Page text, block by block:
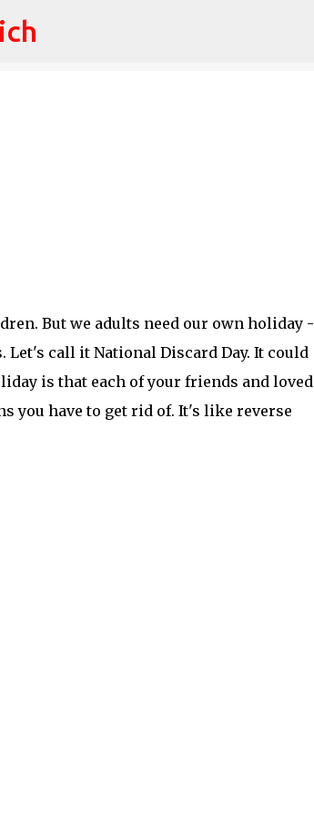
Direkt zum Hauptbereich
But we adults need our own holiday -
call it National Discard Day. It could
is that each of your friends and loved
you have to get rid of. It's like reverse